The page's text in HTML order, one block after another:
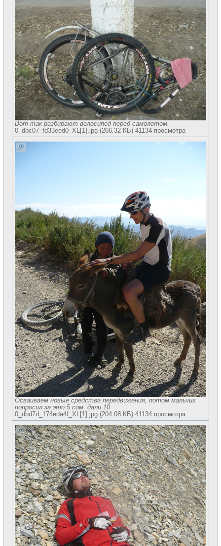
Вот так разбирают велосипед перед самолетом.
0_dbc07_fd33eed0_XL[1].jpg (266.32 КБ) 41134 просмотра
Осваиваем новые средства передвижения, потом мальчик
попросил за это 5 сом, дали 10
0_dbd7d_174eda4f_XL[1].jpg (204.08 КБ) 41134 просмотра